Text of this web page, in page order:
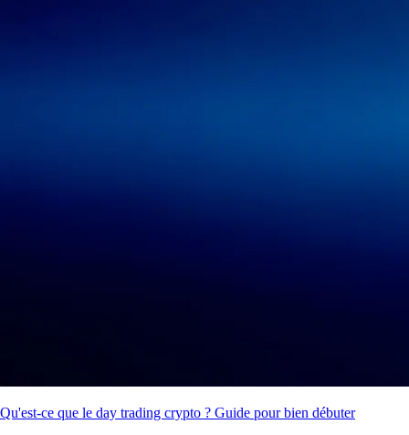
Qu'est-ce que le day trading crypto ? Guide pour bien débuter